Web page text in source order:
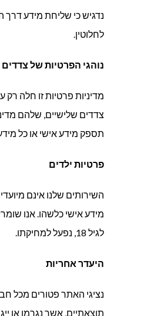
נדגיש כי שליחת מידע דרך
לחלוטין.
נוהגי הפרטיות של
מדיניות פרטיות זו חלה
צדדים שלישיים, שלהם
תספק מידע אישי או כל
פרטיות ילדים
מידע אישי כלשהו. אנו
לגיל 18, נפעל למחיקתו.
היעדר אחריות
נציגי האתר פטורים מכל
תוצאתיים, אשר נגרמו או